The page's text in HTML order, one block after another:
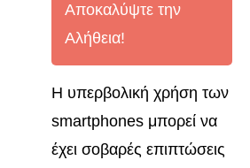
Αποκαλύψτε την
Αλήθεια!
Η υπερβολική χρήση των
smartphones μπορεί να
έχει σοβαρές επιπτώσεις